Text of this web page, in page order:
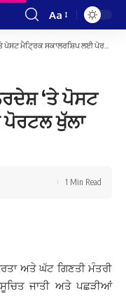
Font
Resizer
Aa
ਲਈ ਪੋਰਟਲ ਖੁੱਲਾ ਰੱਖਣ ਦੀ ਤਰੀਕ ‘ਚ ਵਾਧਾ
‘ਤੇ ਪੋਸਟ
ਖੁੱਲਾ
1 Min Read
ਅਤੇ ਘੱਟ ਗਿਣਤੀ ਮੰਤਰੀ
ਜਾਤੀ ਅਤੇ ਪਛੜੀਆਂ